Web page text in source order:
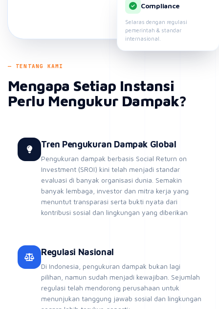
Mengapa Setiap Instansi
Perlu Mengukur Dampak?
Pengukuran dampak berbasis Social Return on
Investment (SROI) kini telah menjadi standar
kontribusi sosial dan lingkungan yang diberikan
Regulasi Nasional
Di Indonesia, pengukuran dampak bukan lagi
pilihan, namun sudah menjadi kewajiban. Sejumlah
Permen BUMN PER-01/MBU/03/2023
Permen ESDM 41/2016